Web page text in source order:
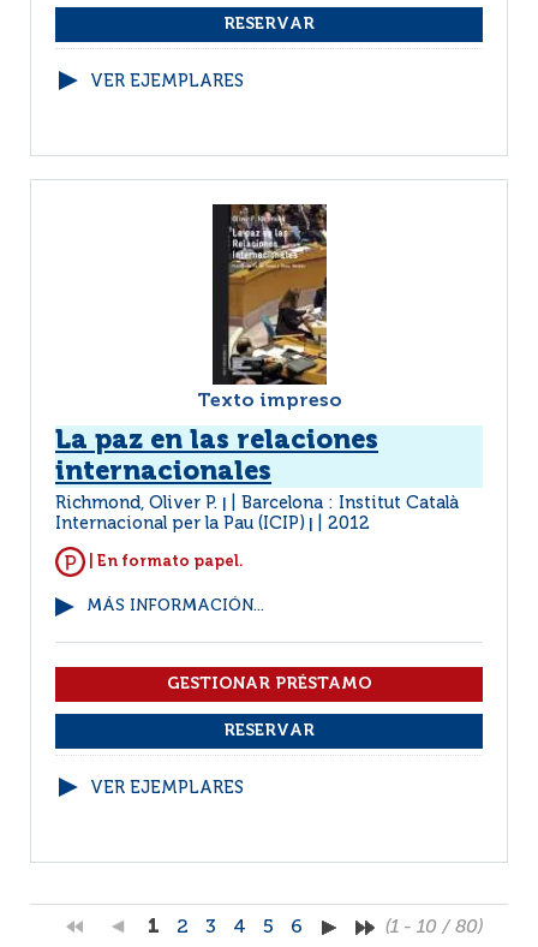
VER EJEMPLARES
Texto impreso
La paz en las relaciones
internacionales
Richmond, Oliver P.
Barcelona : Institut Català
Internacional per la Pau (ICIP)
2012
| En formato papel.
MÁS INFORMACIÓN...
VER EJEMPLARES
1 2 3 4 5 6 (1 - 10 / 80)